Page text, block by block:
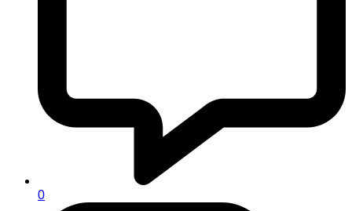
0